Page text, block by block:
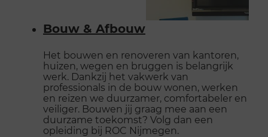
Bouw & Afbouw
Het bouwen en renoveren van kantoren,
huizen, wegen en bruggen is belangrijk
werk. Dankzij het vakwerk van
professionals in de bouw wonen, werken
en reizen we duurzamer, comfortabeler en
veiliger. Bouwen jij graag mee aan een
duurzame toekomst? Volg dan een
opleiding bij ROC Nijmegen.